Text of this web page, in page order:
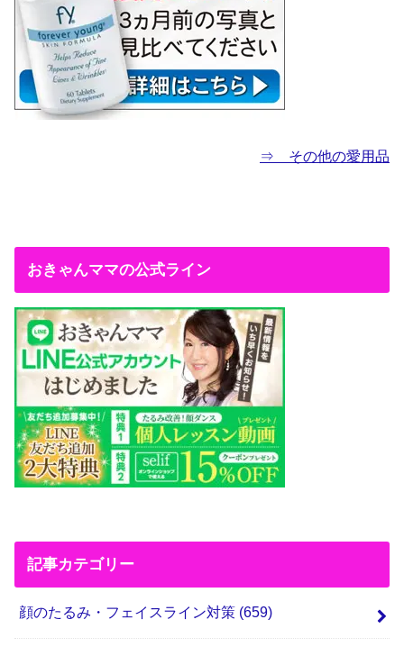
⇒ その他の愛用品
おきゃんママの公式ライン
記事カテゴリー
顔のたるみ・フェイスライン対策 (659)